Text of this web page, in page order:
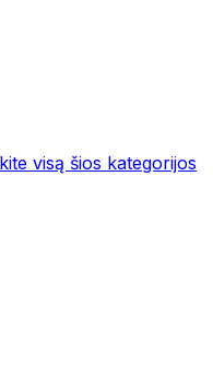
visą šios kategorijos